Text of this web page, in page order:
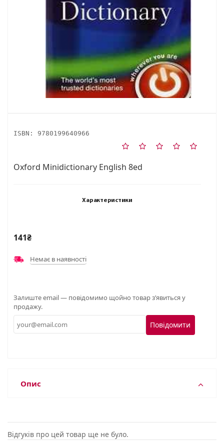
ISBN: 9780199640966
Oxford Minidictionary English 8ed
Характеристики
141₴
Немає в наявності
Залиште email — повідомимо щойно товар з’явиться у
продажу.
Повідомити
Опис
Відгуків про цей товар ще не було.